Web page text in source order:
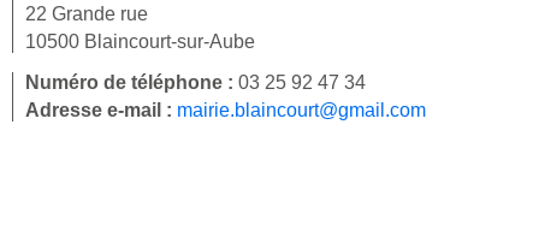
22 Grande rue
10500 Blaincourt-sur-Aube
Numéro de téléphone : 03 25 92 47 34
Adresse e-mail : mairie.blaincourt@gmail.com